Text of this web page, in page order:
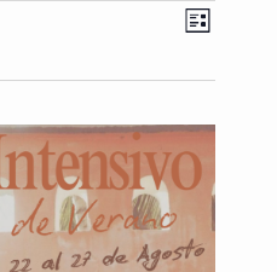
de
de
Lista